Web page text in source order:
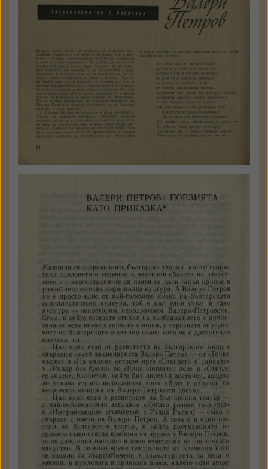
литература - БАН
Учителско дело
№ 2, 15 януари 1986
Държател: Институт за
литература - БАН
КЪМ ТЕКСТА